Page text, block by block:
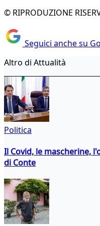
© RIPRODUZIONE
Seguici anche su
Altro di Attualità
Politica
Il Covid, le mascherine,
di Conte